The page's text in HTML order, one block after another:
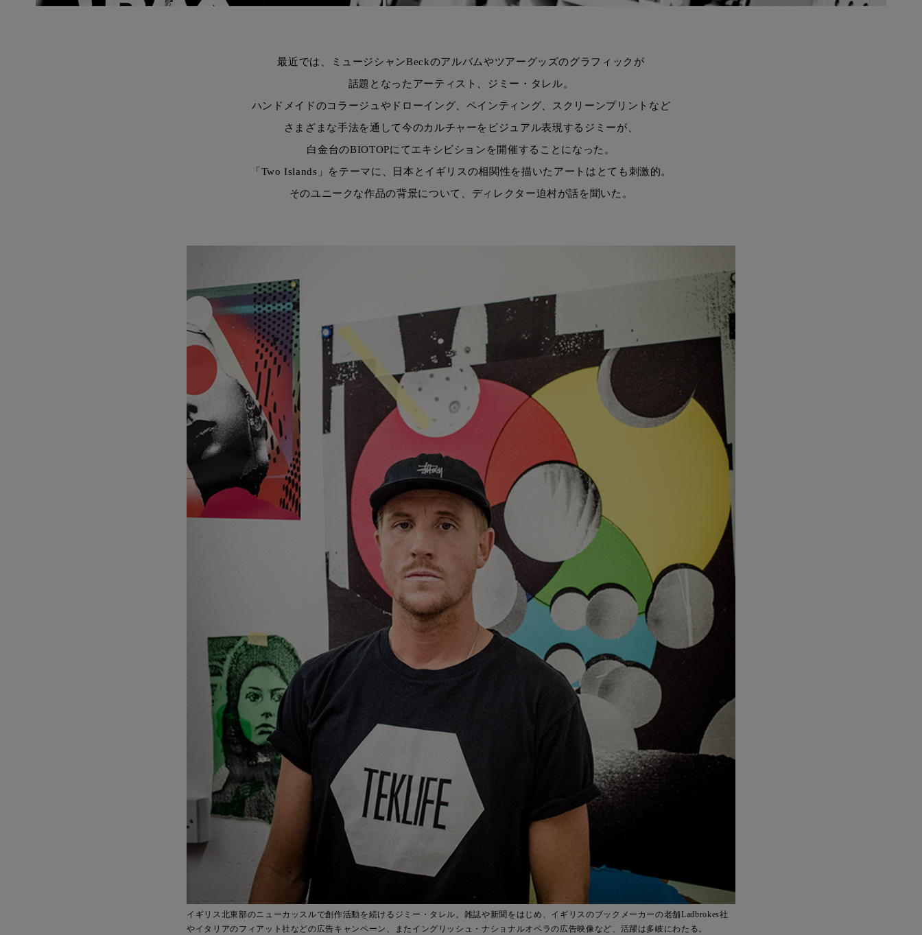
最近では、ミュージシャンBeckのアルバムやツアーグッズのグラフィックが
話題となったアーティスト、ジミー・タレル。
ハンドメイドのコラージュやドローイング、ペインティング、スクリーンプリントなど
さまざまな手法を通して今のカルチャーをビジュアル表現するジミーが、
白金台のBIOTOPにてエキシビションを開催することになった。
「Two Islands」をテーマに、日本とイギリスの相関性を描いたアートはとても刺激的。
そのユニークな作品の背景について、ディレクター迫村が話を聞いた。
イギリス北東部のニューカッスルで創作活動を続けるジミー・タレル。雑誌や新聞をはじめ、イギリスのブックメーカーの老舗Ladbrokes社
やイタリアのフィアット社などの広告キャンペーン、またイングリッシュ・ナショナルオペラの広告映像など、活躍は多岐にわたる。